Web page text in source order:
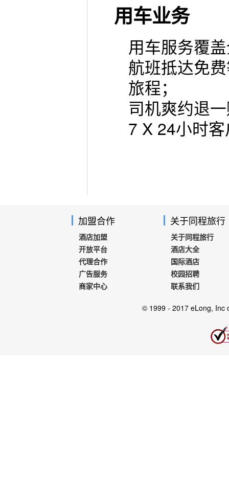
用车业务
用车服务覆
航班抵达免
旅程；
司机爽约退
7 X 24小时
加盟合作
酒店加盟
开放平台
代理合作
广告服务
商家中心
关于同程旅行
关于同程旅行
酒店大全
国际酒店
校园招聘
联系我们
© 1999 - 2017 eLong, Inc